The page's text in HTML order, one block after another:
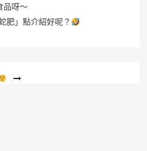
品呀～
肥」點介紹好呢？